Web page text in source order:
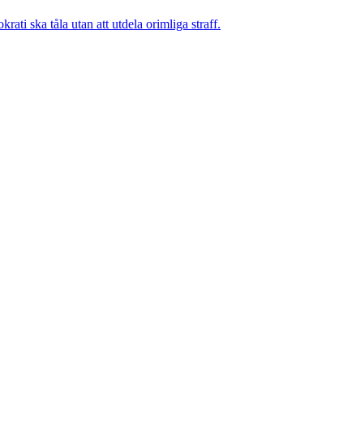
ska tåla utan att utdela orimliga straff.